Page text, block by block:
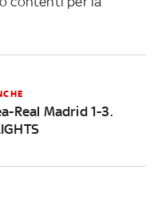
Real Madrid 1-3.